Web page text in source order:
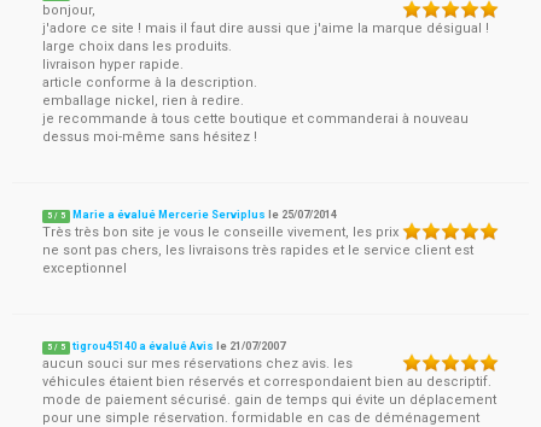
bonjour,
j'adore ce site ! mais il faut dire aussi que j'aime la marque désigual !
large choix dans les produits.
livraison hyper rapide.
article conforme à la description.
emballage nickel, rien à redire.
je recommande à tous cette boutique et commanderai à nouveau
dessus moi-même sans hésitez !
5 / 5 Marie a évalué Mercerie Serviplus le 25/07/2014
Très très bon site je vous le conseille vivement, les prix
ne sont pas chers, les livraisons très rapides et le service client est
exceptionnel
5 / 5 tigrou45140 a évalué Avis le 21/07/2007
aucun souci sur mes réservations chez avis. les
véhicules étaient bien réservés et correspondaient bien au descriptif.
mode de paiement sécurisé. gain de temps qui évite un déplacement
pour une simple réservation. formidable en cas de déménagement